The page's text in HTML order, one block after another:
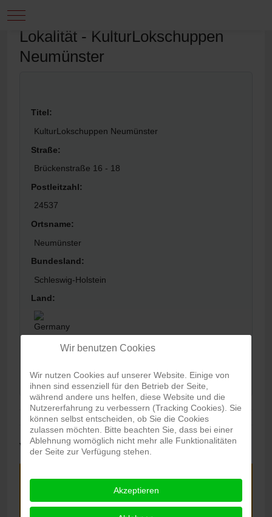
Mobile Menu Toggle
Lokalität - KulturLokschuppen
Neumünster
Titel:
KulturLokschuppen Neumünster
Straße:
Brückenstraße 16 - 18
Postleitzahl:
24537
Ortsname:
Neumünster
Bundesland:
Schleswig-Holstein
Land:
Veranstaltungen
Monat
Wir benutzen Cookies
Wir nutzen Cookies auf unserer Website. Einige von
ihnen sind essenziell für den Betrieb der Seite,
während andere uns helfen, diese Website und die
Nutzererfahrung zu verbessern (Tracking Cookies). Sie
können selbst entscheiden, ob Sie die Cookies
zulassen möchten. Bitte beachten Sie, dass bei einer
Ablehnung womöglich nicht mehr alle Funktionalitäten
der Seite zur Verfügung stehen.
Akzeptieren